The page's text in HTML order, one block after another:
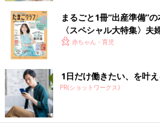
まるごと1冊“出産準備”
〈スペシャル大特集〉
赤ちゃん・育児
1日だけ働きたい、を叶
PR(ショットワークス)